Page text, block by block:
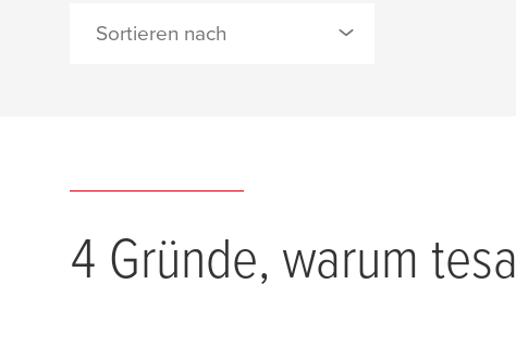
Sortieren nach
4 Gründe, warum tesa